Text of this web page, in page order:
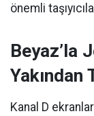
önemli
Beyaz’la
Yakından
Kanal D